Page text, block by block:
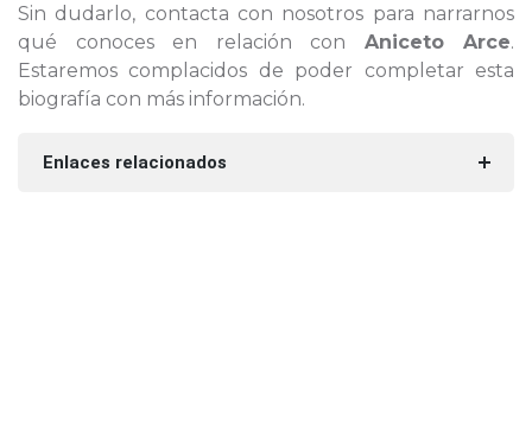
Sin dudarlo, contacta con nosotros para narrarnos
qué conoces en relación con Aniceto Arce.
Estaremos complacidos de poder completar esta
biografía con más información.
Enlaces relacionados